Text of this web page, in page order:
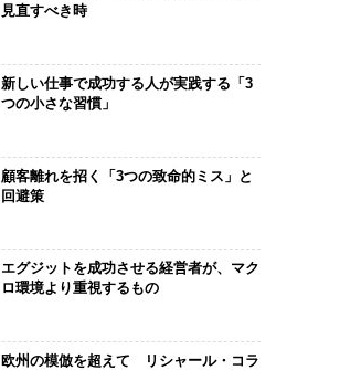
見直すべき時
新しい仕事で成功する人が実践する「3
つの小さな習慣」
顧客離れを招く「3つの致命的ミス」と
回避策
エグジットを成功させる経営者が、マク
ロ環境より重視するもの
欧州の模倣を超えて リシャール・コラ